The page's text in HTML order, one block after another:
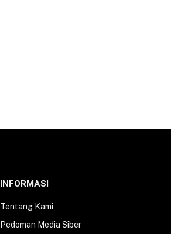
INFORMASI
Tentang Kami
Pedoman Media Siber